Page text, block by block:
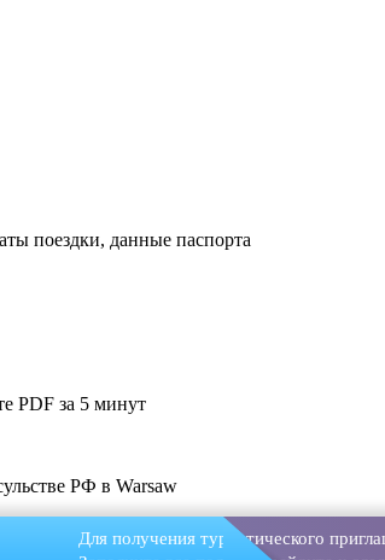
поездки, данные паспорта
PDF за 5 минут
РФ в Warsaw
Для получения туристического